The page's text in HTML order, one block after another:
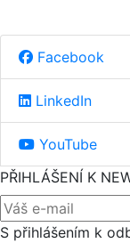
Facebook
LinkedIn
YouTube
PŘIHLÁŠENÍ K
S přihlášením k